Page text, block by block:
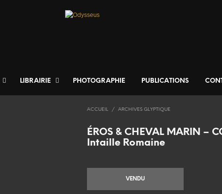
LIBRAIRIE PHOTOGRAPHIE PUBLICATIONS
ACCUEIL / ARCHIVES GLYPTIQUE
ÉROS & CHEVAL MARIN –
Intaille Romaine
VENDU